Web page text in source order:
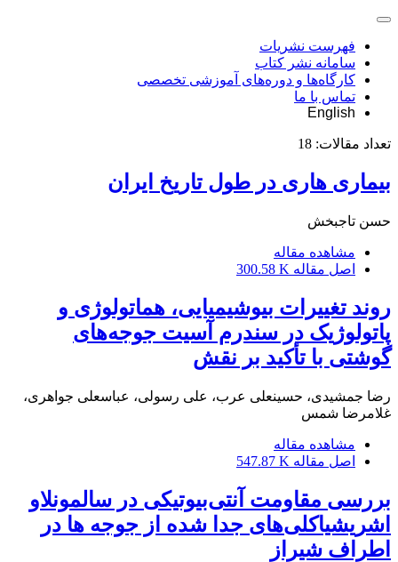
فهرست نشریات
سامانه نشر کتاب
کارگاه‌ها و دوره‌های آموزشی تخصصی
تماس با ما
English
تعداد مقالات: 18
بیماری هاری در طول تاریخ ایران‌
حسن تاجبخش
مشاهده مقاله
اصل مقاله 300.58 K
روند تغییرات بیوشیمیایی، هماتولوژی و
پاتولوژیک در سندرم آسیت جوجه‌های
گوشتی با تأکید بر نقش
رضا جمشیدی، حسینعلی عرب، علی رسولی، عباسعلی جواهری،
غلامرضا شمس
مشاهده مقاله
اصل مقاله 547.87 K
بررسی مقاومت آنتی‌بیوتیکی در سالمونلاو
اشریشیاکلی‌های جدا شده از جوجه ها در
اطراف شیراز